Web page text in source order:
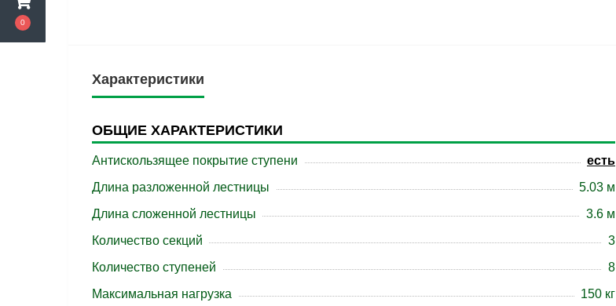
0
Характеристики
ОБЩИЕ ХАРАКТЕРИСТИКИ
Антискользящее покрытие ступени
есть
Длина разложенной лестницы
5.03 м
Длина сложенной лестницы
3.6 м
Количество секций
3
Количество ступеней
8
Максимальная нагрузка
150 кг